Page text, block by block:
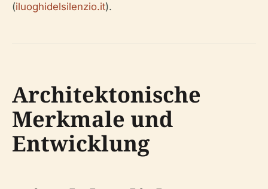
(iluoghidelsilenzio.it).
Architektonische
Merkmale und
Entwicklung